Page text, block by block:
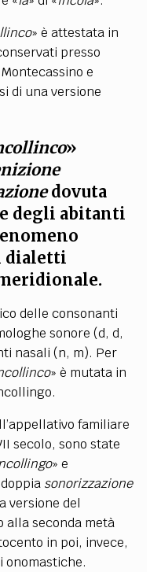
» è attestata in
presso
e
di una versione
»
dovuta
degli abitanti
dialetti
delle consonanti
sonore (d, d,
nasali (n, m). Per
» è mutata in
familiare
secolo, sono state
» e
sonorizzazione
versione del
alla seconda metà
in poi, invece,
onomastiche.